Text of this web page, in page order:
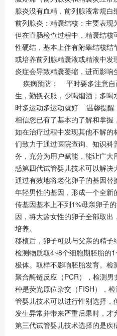
腺炎没有血精，前列腺液常规白
前列腺炎：精囊结核：主要表
但在直肠检查过程中，精囊结
性硬结，基本上伴有附睾结核
或培养前列腺精囊液或精液中
炎症会导致精囊萎缩，进而影响
疾病预防： 平时要多注意自
生，勤换衣服，少喝烟酒；多
时多运动多运动就好 温馨提醒
相信您已有了基本的了解和掌握
如在治疗过程中发现其他不解
们致力于通过医院查询、知识
务，充分为用户赋能，能让广
惑第四代试管婴儿技术可以解决
通过有效地将老化卵子的基因
年轻男性的基因，形成一个全
传基因基本上不到1%母亲卵子
因，将大龄女性的卵子全部取
培养。
移植后，卵子可以与父亲的精子
检测物质取4~8个细胞期胚胎的
极体。取样不影响胚胎发育。检
聚合酶链反应（PCR），检测
种是荧光原位杂交（FISH），
管婴儿技术可以进行性别选择
发生异常并带来严重后果时，才
第三代试管婴儿技术选择的是疾